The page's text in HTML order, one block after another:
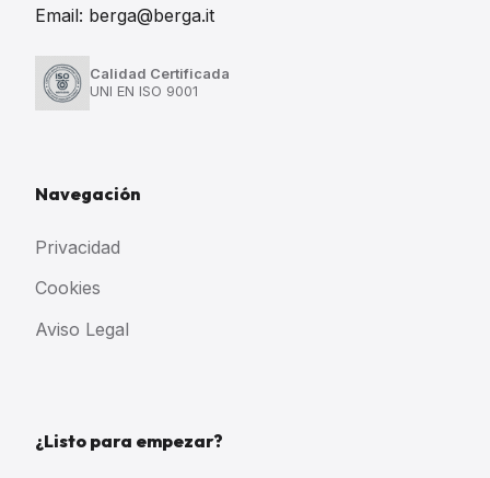
Email: berga@berga.it
Calidad Certificada
UNI EN ISO 9001
Navegación
Privacidad
Cookies
Aviso Legal
¿Listo para empezar?